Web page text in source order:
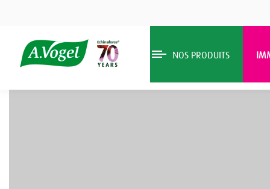
NOS PRODUITS